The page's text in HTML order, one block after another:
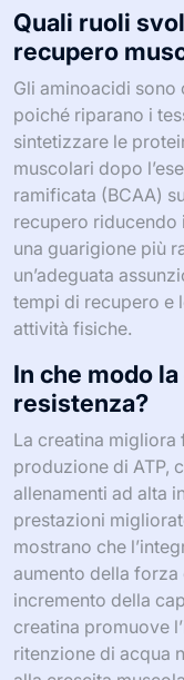
Quali ruoli
recupero
Gli aminoacidi
poiché riparano i
sintetizzare le
muscolari dopo
ramificata (BCAA)
recupero riducendo
una guarigione più
un’adeguata
tempi di recupero e
attività fisiche.
In che modo
resistenza?
La creatina migliora
produzione di ATP,
allenamenti ad alta
prestazioni
mostrano che
aumento della forza
incremento della
creatina promuove
ritenzione di acqua